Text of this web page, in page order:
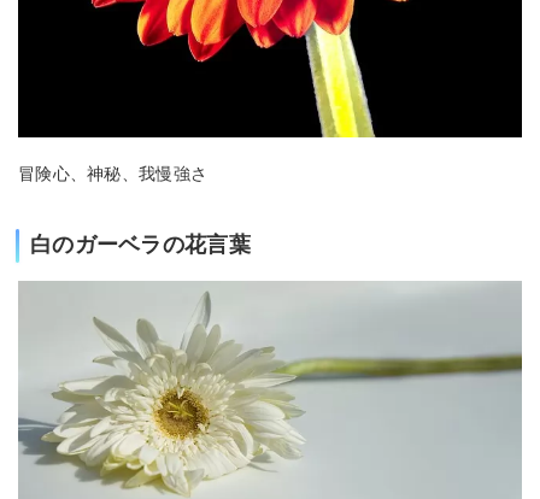
冒険心、神秘、我慢強さ
白のガーベラの花言葉